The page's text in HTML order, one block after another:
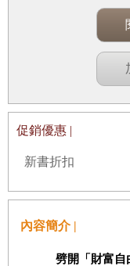
促銷優惠 |
新書折扣
內容簡介 |
劈開「財富